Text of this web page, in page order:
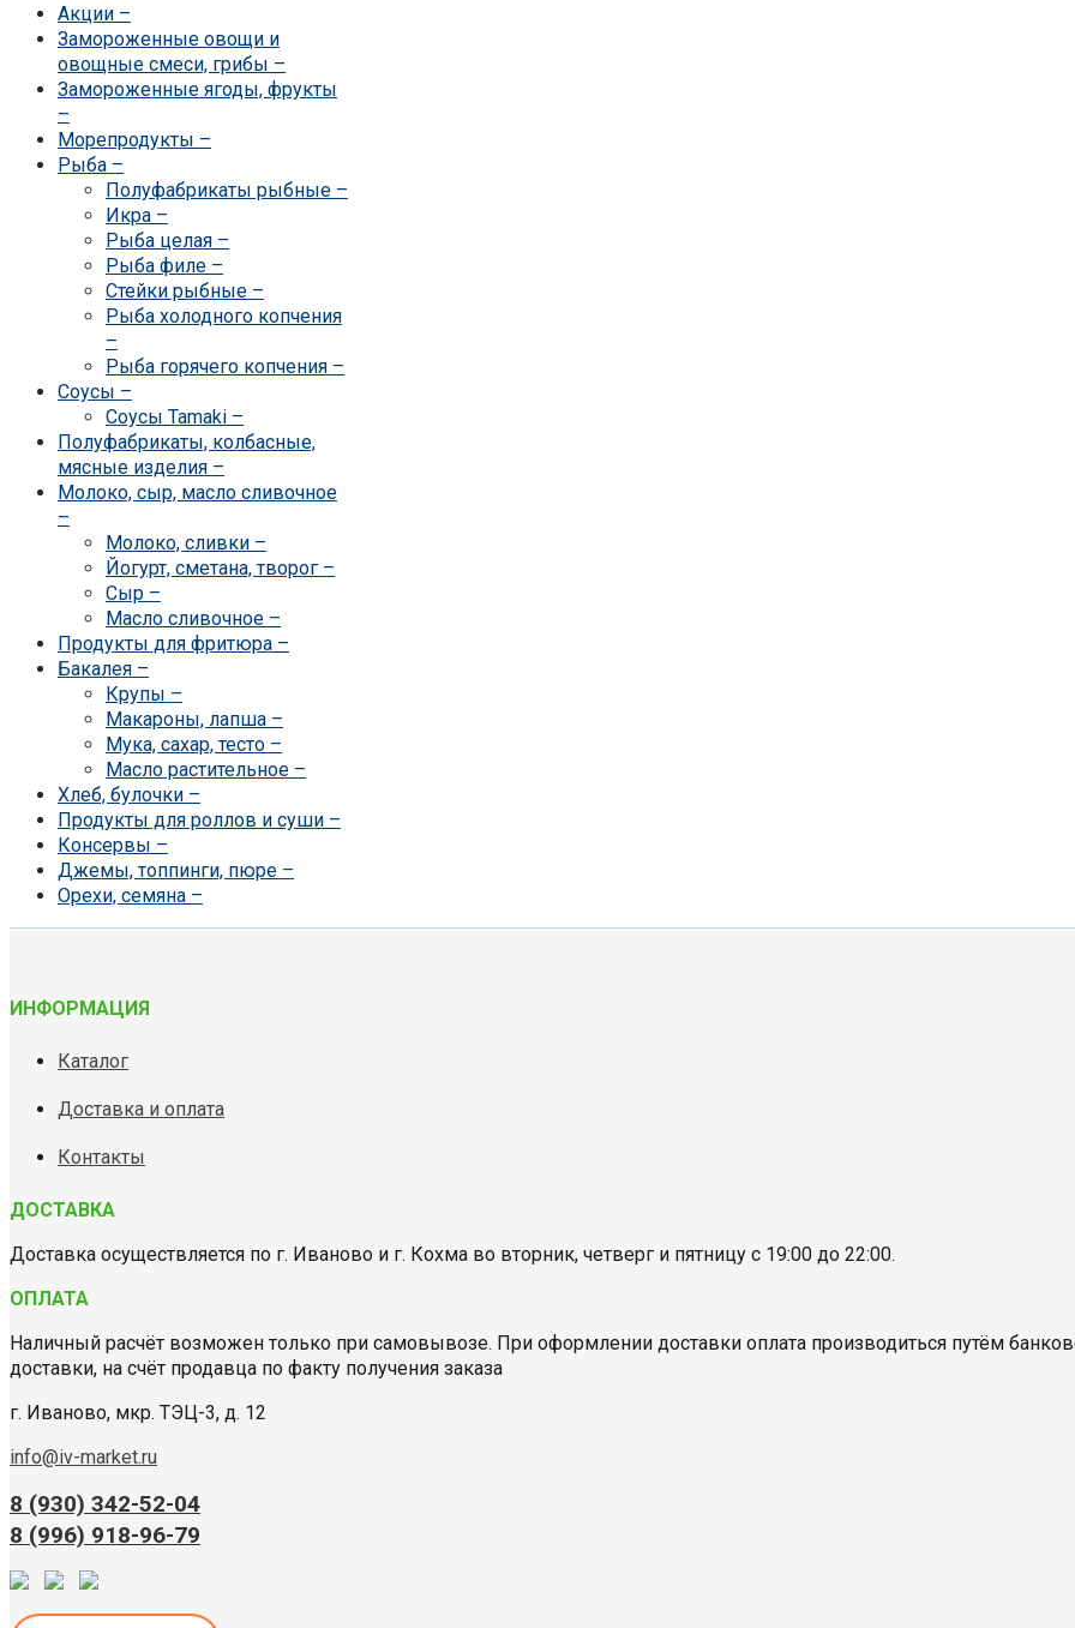
Акции –
Замороженные овощи и
овощные смеси, грибы –
Замороженные ягоды, фрукты
–
Морепродукты –
Рыба –
Полуфабрикаты рыбные –
Икра –
Рыба целая –
Рыба филе –
Стейки рыбные –
Рыба холодного копчения
–
Рыба горячего копчения –
Соусы –
Соусы Tamaki –
Полуфабрикаты, колбасные,
мясные изделия –
Молоко, сыр, масло сливочное
–
Молоко, сливки –
Йогурт, сметана, творог –
Сыр –
Масло сливочное –
Продукты для фритюра –
Бакалея –
Крупы –
Макароны, лапша –
Мука, сахар, тесто –
Масло растительное –
Хлеб, булочки –
Продукты для роллов и суши –
Консервы –
Джемы, топпинги, пюре –
Орехи, семяна –
ИНФОРМАЦИЯ
Каталог
Доставка и оплата
Контакты
ДОСТАВКА
Доставка осуществляется по г. Иваново и г. Кохма во вторник, четверг и пятницу с 19:00 до 22:00.
ОПЛАТА
Наличный расчёт возможен только при самовывозе. При оформлении доставки оплата производиться путём
доставки, на счёт продавца по факту получения заказа
г. Иваново, мкр. ТЭЦ-3, д. 12
info@iv-market.ru
8 (930) 342-52-04
8 (996) 918-96-79